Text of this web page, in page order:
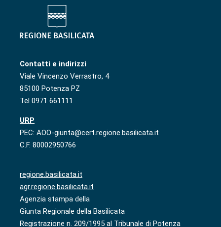
Contatti e indirizzi
Viale Vincenzo Verrastro, 4
85100 Potenza PZ
Tel 0971 661111
URP
PEC: AOO-giunta@cert.regione.basilicata.it
C.F. 80002950766
regione.basilicata.it
agr.regione.basilicata.it
Agenzia stampa della
Giunta Regionale della Basilicata
Registrazione n. 209/1995 al Tribunale di Potenza